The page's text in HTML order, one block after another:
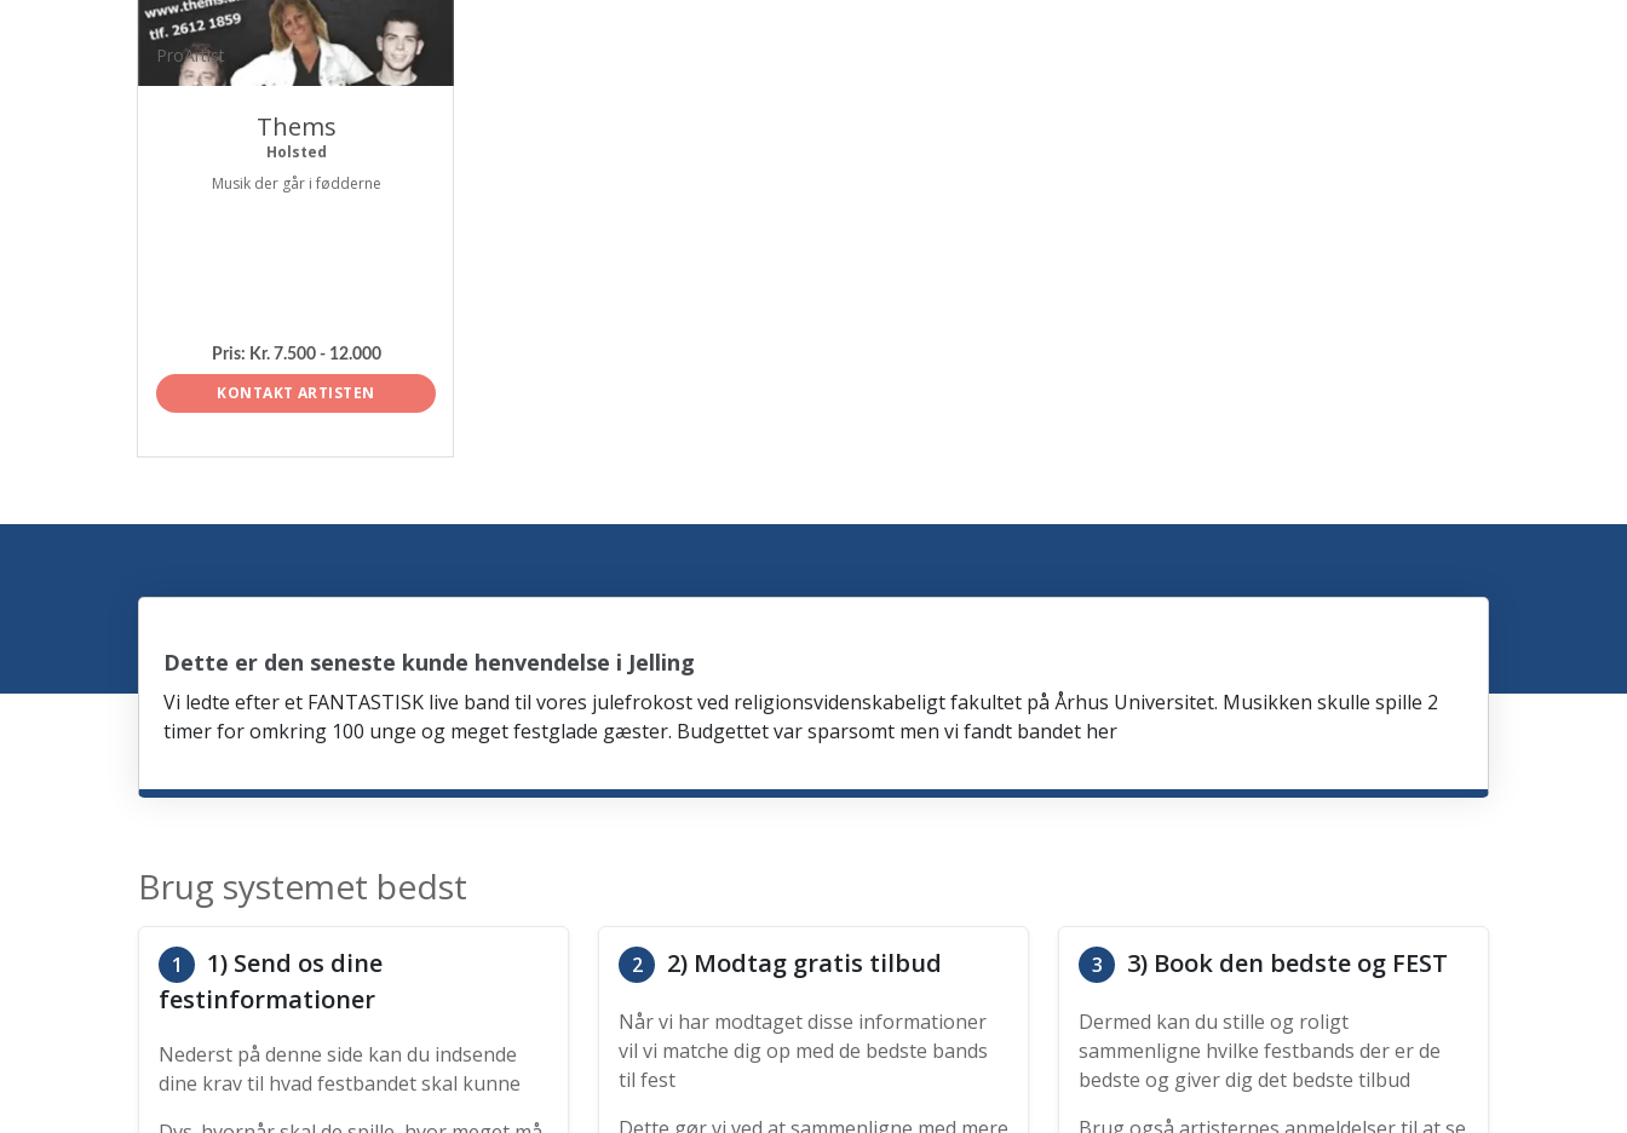
ProArtist
Thems
Holsted
Musik der går i fødderne
Pris: Kr. 7.500 - 12.000
KONTAKT ARTISTEN
Dette er den seneste kunde henvendelse i Jelling
Vi ledte efter et FANTASTISK live band til vores julefrokost ved religionsvidenskabeligt fakultet på Århus Universitet. Musikken skulle spille 2
timer for omkring 100 unge og meget festglade gæster. Budgettet var sparsomt men vi fandt bandet her
Brug systemet bedst
1
1) Send os dine
festinformationer
Nederst på denne side kan du indsende
dine krav til hvad festbandet skal kunne
2 2) Modtag gratis tilbud
Når vi har modtaget disse informationer
vil vi matche dig op med de bedste bands
til fest
3 3) Book den bedste og FEST
Dermed kan du stille og roligt
sammenligne hvilke festbands der er de
bedste og giver dig det bedste tilbud